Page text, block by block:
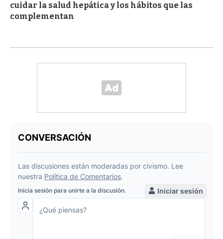
cuidar la salud hepática y los hábitos que las
complementan